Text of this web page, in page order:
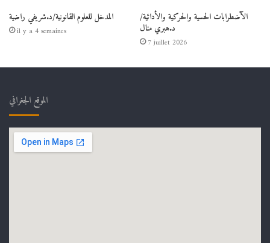
المدخل للعلوم القانونية/د.شريفي راضية
il y a 4 semaines
الآضطرابات الحسية والحركية والأدائية/
د.هبري منال
7 juillet 2026
الموقع الجغرافي